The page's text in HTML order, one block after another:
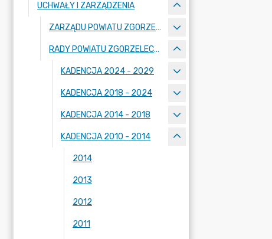
UCHWAŁY I ZARZĄDZENIA
ZARZĄDU POWIATU ZGORZELECKIEGO
RADY POWIATU ZGORZELECKIEGO
KADENCJA 2024 - 2029
KADENCJA 2018 - 2024
KADENCJA 2014 - 2018
KADENCJA 2010 - 2014
2014
2013
2012
2011